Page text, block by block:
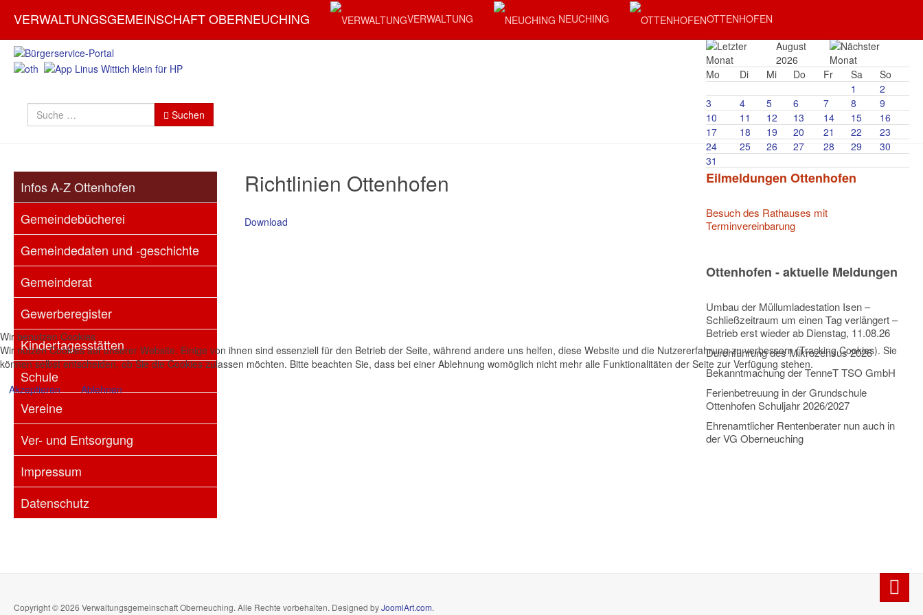
VERWALTUNGSGEMEINSCHAFT OBERNEUCHING VERWALTUNG NEUCHING OTTENHOFEN
Suchen Suchen
August
2026
Mo
Di Mi Do Fr Sa
So
1
2
3
4 5 6 7 8
9
10
11 12 13 14 15
16
17
18 19 20 21 22
23
24
25 26 27 28 29
30
31
Richtlinien Ottenhofen
Download
Infos A-Z Ottenhofen
Gemeindebücherei
Gemeindedaten und -geschichte
Gemeinderat
Gewerberegister
Kindertagesstätten
Schule
Vereine
Ver- und Entsorgung
Impressum
Datenschutz
Eilmeldungen Ottenhofen
Besuch des Rathauses mit
Terminvereinbarung
Ottenhofen - aktuelle Meldungen
Umbau der Müllumladestation Isen –
Schließzeitraum um einen Tag verlängert –
Betrieb erst wieder ab Dienstag, 11.08.26
Durchführung des Mikrozensus 2026
Bekanntmachung der TenneT TSO GmbH
Ferienbetreuung in der Grundschule
Ottenhofen Schuljahr 2026/2027
Ehrenamtlicher Rentenberater nun auch in
der VG Oberneuching
Copyright © 2026 Verwaltungsgemeinschaft Oberneuching. Alle Rechte vorbehalten. Designed byJoomlArt.com.
Wir benutzen Cookies
Wir nutzen Cookies auf unserer Website. Einige von ihnen sind essenziell für den Betrieb der Seite, während andere uns helfen, diese Website und die Nutzererfahrung zu verbessern (Tracking Cookies). Sie
können selbst entscheiden, ob Sie die Cookies zulassen möchten. Bitte beachten Sie, dass bei einer Ablehnung womöglich nicht mehr alle Funktionalitäten der Seite zur Verfügung stehen.
Akzeptieren
Ablehnen